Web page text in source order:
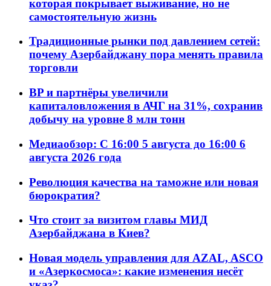
которая покрывает выживание, но не
самостоятельную жизнь
Традиционные рынки под давлением сетей:
почему Азербайджану пора менять правила
торговли
BP и партнёры увеличили
капиталовложения в АЧГ на 31%, сохранив
добычу на уровне 8 млн тонн
Медиаобзор: С 16:00 5 августа до 16:00 6
августа 2026 года
Революция качества на таможне или новая
бюрократия?
Что стоит за визитом главы МИД
Азербайджана в Киев?
Новая модель управления для AZAL, ASCO
и «Азеркосмоса»: какие изменения несёт